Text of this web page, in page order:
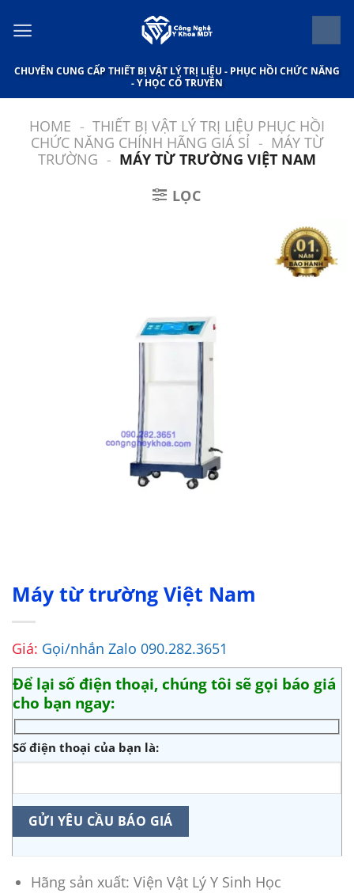
qua
dung
CHUYÊN CUNG CẤP THIẾT BỊ VẬT LÝ TRỊ LIỆU - PHỤC HỒI CHỨC NĂNG
- Y HỌC CỔ TRUYỀN
HOME - THIẾT BỊ VẬT LÝ TRỊ LIỆU PHỤC HỒI
CHỨC NĂNG CHÍNH HÃNG GIÁ SỈ - MÁY TỪ
TRƯỜNG - MÁY TỪ TRƯỜNG VIỆT NAM
LỌC
Máy từ trường Việt Nam
Giá: Gọi/nhắn Zalo 090.282.3651
Để lại số điện thoại, chúng tôi sẽ gọi báo giá
cho bạn ngay:
Số điện thoại của bạn là:
Hãng sản xuất: Viện Vật Lý Y Sinh Học